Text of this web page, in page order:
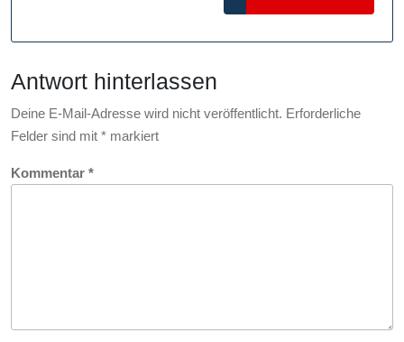
MORE
Antwort hinterlassen
Deine E-Mail-Adresse wird nicht veröffentlicht. Erforderliche
Felder sind mit * markiert
Kommentar *